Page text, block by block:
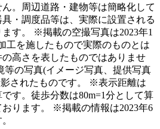
。周辺道路・建物等は簡略化して
・調度品等は、実際に設置される
す。 ※掲載の空撮写真は2023年1
工を施したもので実際のものとは
高さを表したものではありませ
の写真(イメージ写真、提供写真
影されたものです。 ※表示距離は
す。徒歩分数は80m=1分として算
ります。 ※掲載の情報は2023年6